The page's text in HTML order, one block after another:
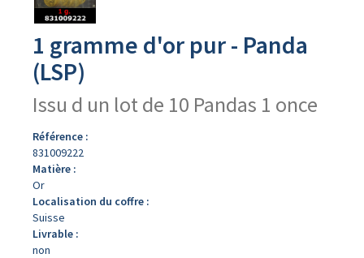
1 gramme d'or pur - Panda
(LSP)
Issu d un lot de 10 Pandas 1 once
Référence :
831009222
Matière :
Or
Localisation du coffre :
Suisse
Livrable :
non